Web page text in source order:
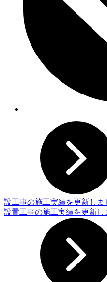
設工事の施工実績を更新しま
設置工事の施工実績を更新し